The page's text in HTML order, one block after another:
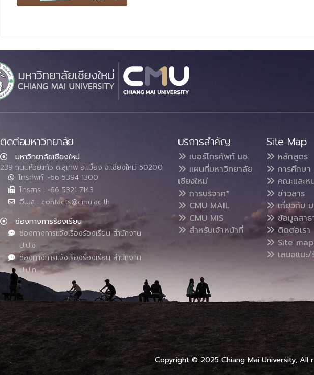
ติดต่อมหาวิทยาลัย
มหาวิทยาลัยเชียงใหม่
239 ถนนห้วยแก้ว ต.สุเทพ อ.เมือง จ.เชียงใหม่ 50200
โทรศัพท์ :+66 5394 1300
โทรสาร : +66 5321 7143
อีเมล : contacts@cmu.ac.th
ช่องทางการร้องเรียน
ช่องทางการแจ้งเรื่องร้องเรียน สำนักงาน
ป.ป.ช.
ช่องทางการแจ้งเรื่องร้องเรียน สำนักงาน
ป.ป.ท.
บริการสำคัญ
เบอร์โทรศัพท์ มช.
แผนที่มหาวิทยาลัย
เชียงใหม่
การบริจาค*
CMU MAIL
CMU MIS
สำหรับเจ้าหน้าที่
Site Map
หลักสูตร
การศึกษา
คณะและห
ข่าวสาร
เกี่ยวกับ
ข้อมูลสาธ
ติดต่อเรา
Site map
เสนอแนะ/
Copyright © 2025 Chiang Mai University, All